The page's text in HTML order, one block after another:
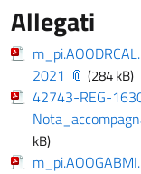
Allegati
2021
(284 kB)
42743-REG-
kB)